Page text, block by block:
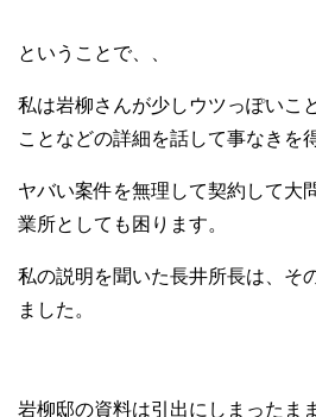
ということで、、
私は岩柳さんが少しウツっぽいこ
ことなどの詳細を話して事なきを
ヤバい案件を無理して契約して大
業所としても困ります。
私の説明を聞いた長井所長は、そ
ました。
岩柳邸の資料は引出にしまったま